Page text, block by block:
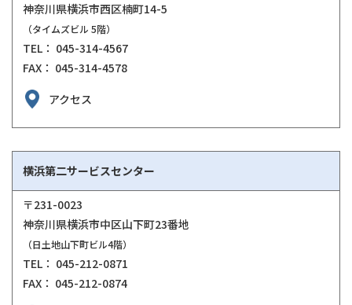
神奈川県横浜市西区楠町14-5
（タイムズビル 5階）
TEL： 045-314-4567
FAX： 045-314-4578
アクセス
横浜第二サービスセンター
〒231-0023
神奈川県横浜市中区山下町23番地
（日土地山下町ビル4階）
TEL： 045-212-0871
FAX： 045-212-0874